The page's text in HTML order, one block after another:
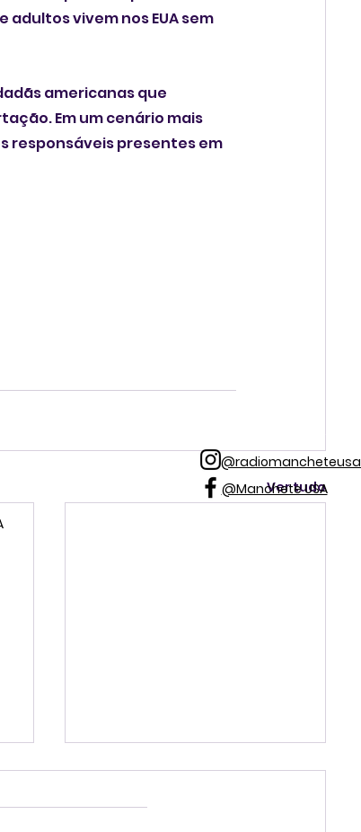
adultos vivem nos EUA sem
americanas que
Em um cenário mais
responsáveis presentes em
Ver tudo
@radiomancheteusa
@Manchete USA